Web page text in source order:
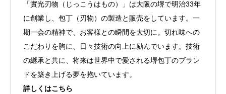
「實光刃物（じっこうはもの）」は大阪の堺で明治33年
に創業し、包丁（刃物）の製造と販売をしています。一
期一会の精神で、お客様との瞬間を大切に。切れ味への
こだわりを胸に、日々技術の向上に励んでいます。技術
の継承と共に、将来は世界中で愛される堺包丁のブラン
ドを築き上げる夢を抱いています。
詳しくはこちら